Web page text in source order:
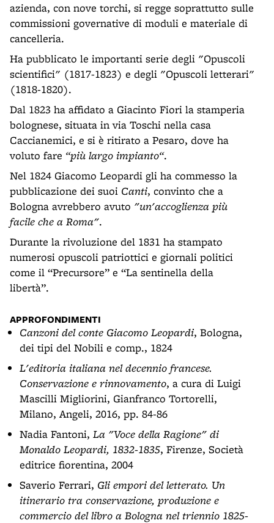
azienda, con nove torchi, si regge soprattutto sulle
commissioni governative di moduli e materiale di
cancelleria.
Ha pubblicato le importanti serie degli "Opuscoli
scientifici" (1817-1823) e degli "Opuscoli letterari"
(1818-1820).
Dal 1823 ha affidato a Giacinto Fiori la stamperia
bolognese, situata in via Toschi nella casa
Caccianemici, e si è ritirato a Pesaro, dove ha
voluto fare “più largo impianto“.
Nel 1824 Giacomo Leopardi gli ha commesso la
pubblicazione dei suoi Canti, convinto che a
Bologna avrebbero avuto "un'accoglienza più
facile che a Roma".
Durante la rivoluzione del 1831 ha stampato
numerosi opuscoli patriottici e giornali politici
come il “Precursore” e “La sentinella della
libertà”.
APPROFONDIMENTI
Canzoni del conte Giacomo Leopardi, Bologna,
dei tipi del Nobili e comp., 1824
L'editoria italiana nel decennio francese.
Conservazione e rinnovamento, a cura di Luigi
Mascilli Migliorini, Gianfranco Tortorelli,
Milano, Angeli, 2016, pp. 84-86
Nadia Fantoni, La "Voce della Ragione" di
Monaldo Leopardi, 1832-1835, Firenze, Società
editrice fiorentina, 2004
Saverio Ferrari, Gli empori del letterato. Un
itinerario tra conservazione, produzione e
commercio del libro a Bologna nel triennio 1825-